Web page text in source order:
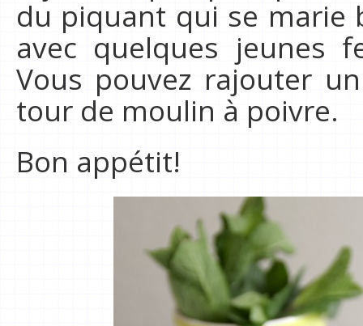
du piquant qui se marie
avec quelques jeunes
Vous pouvez rajouter
tour de moulin à poivre.
Bon appétit!